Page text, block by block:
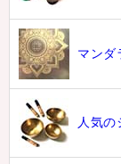
マンダ
人気の